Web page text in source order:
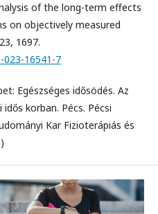
of the long-term effects
on objectively measured
1697.
16541-7
Egészséges idősödés. Az
korban. Pécs. Pécsi
Kar Fizioterápiás és